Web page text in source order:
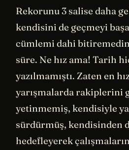
Rekorunu 3 salise daha
kendisini de geçmeyi
cümlemi dahi
süre. Ne hız ama! Tarih
yazılmamıştı. Zaten en
yarışmalarda rakiplerini
yetinmemiş, kendisiyle
sürdürmüş, kendisinden
hedefleyerek